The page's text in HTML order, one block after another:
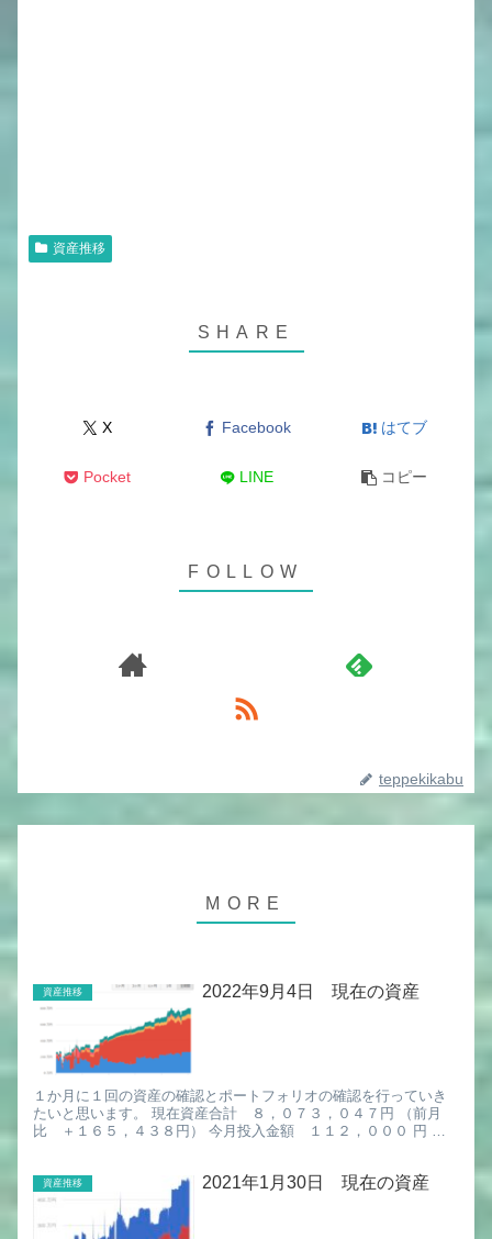
資産推移
X Facebook はてブ
Pocket LINE コピー
teppekikabu
資産推移 2022年9月4日 現在の資産
１か月に１回の資産の確認とポートフォリオの確認を行っていき
たいと思います。 現在資産合計 ８，０７３，０４７円 （前月
比 ＋１６５，４３８円） 今月投入金額 １１２，０００ 円 資
資産推移 2021年1月30日 現在の資産